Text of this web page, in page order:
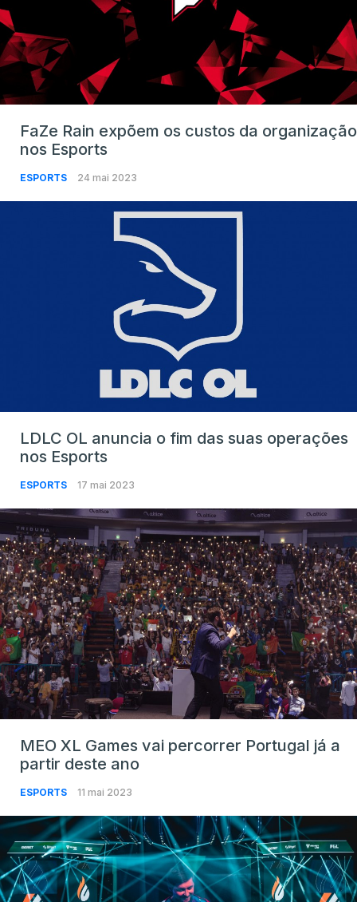
FaZe Rain expõem os custos da organização
nos Esports
ESPORTS 24 mai 2023
LDLC OL anuncia o fim das suas operações
nos Esports
ESPORTS 17 mai 2023
MEO XL Games vai percorrer Portugal já a
partir deste ano
ESPORTS 11 mai 2023